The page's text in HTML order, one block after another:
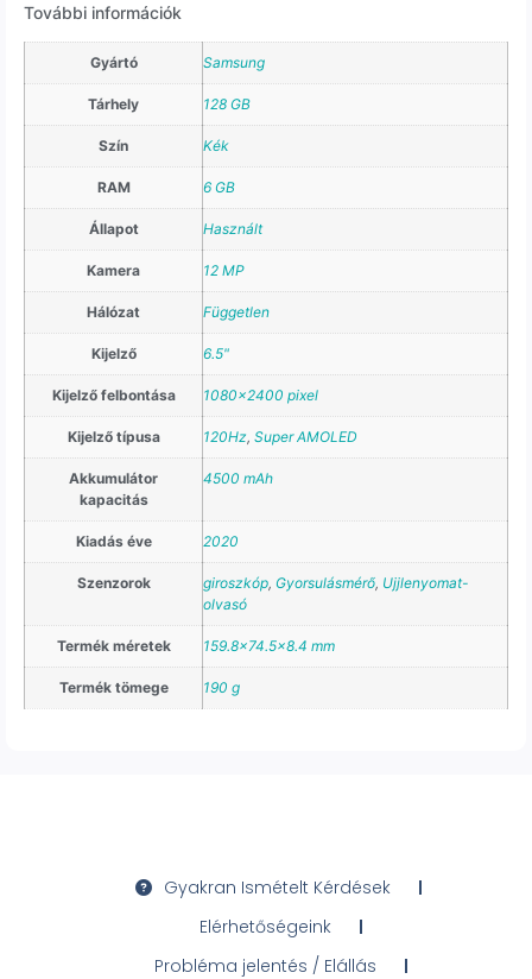
További információk
Gyártó Samsung
Tárhely 128 GB
Szín Kék
RAM 6 GB
Állapot Használt
Kamera 12 MP
Hálózat Független
Kijelző 6.5"
Kijelző felbontása 1080×2400 pixel
Kijelző típusa 120Hz, Super AMOLED
Akkumulátor
kapacitás
4500 mAh
Kiadás éve 2020
Szenzorok giroszkóp, Gyorsulásmérő, Ujjlenyomat-
olvasó
Termék méretek 159.8×74.5×8.4 mm
Termék tömege 190 g
Gyakran Ismételt Kérdések
Elérhetőségeink
Probléma jelentés / Elállás